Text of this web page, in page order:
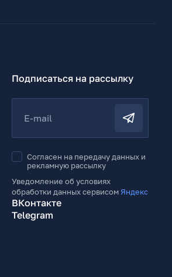
Подписаться на рассылку
E-mail
Согласен на передачу данных и
рекламную рассылку
Уведомление об условиях
обработки данных сервисом Яндекс
ВКонтакте
Telegram